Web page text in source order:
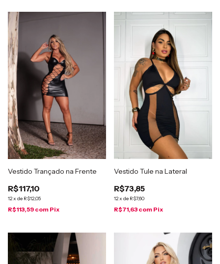
Vestido Trançado na Frente
R$117,10
12x de R$12,05
R$113,59 com Pix
Vestido Tule na Lateral
R$73,85
12x de R$7,60
R$71,63 com Pix